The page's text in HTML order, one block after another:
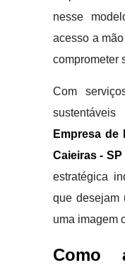
nesse
acesso a
comprometer
Com
Empresa de
Caieiras - SP
estratégica
que desejam
uma imagem
Como